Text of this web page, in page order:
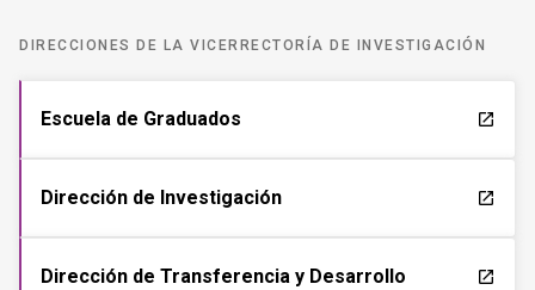
DIRECCIONES DE LA VICERRECTORÍA DE INVESTIGACIÓN
Escuela de Graduados launch
Dirección de Investigación launch
Dirección de Transferencia y Desarrollo launch